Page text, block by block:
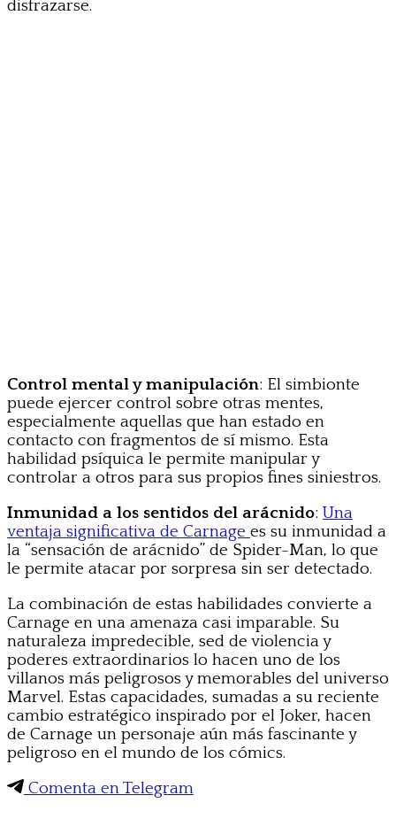
disfrazarse.
Control mental y manipulación: El simbionte
puede ejercer control sobre otras mentes,
especialmente aquellas que han estado en
contacto con fragmentos de sí mismo. Esta
habilidad psíquica le permite manipular y
controlar a otros para sus propios fines siniestros.
Inmunidad a los sentidos del arácnido: Una
ventaja significativa de Carnage es su inmunidad a
la “sensación de arácnido” de Spider-Man, lo que
le permite atacar por sorpresa sin ser detectado.
La combinación de estas habilidades convierte a
Carnage en una amenaza casi imparable. Su
naturaleza impredecible, sed de violencia y
poderes extraordinarios lo hacen uno de los
villanos más peligrosos y memorables del universo
Marvel. Estas capacidades, sumadas a su reciente
cambio estratégico inspirado por el Joker, hacen
de Carnage un personaje aún más fascinante y
peligroso en el mundo de los cómics.
Comenta en Telegram